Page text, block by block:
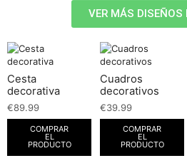
VER MÁS DISEÑOS
Cesta
decorativa
€89.99
COMPRAR
EL
PRODUCTO
Cuadros
decorativos
€39.99
COMPRAR
EL
PRODUCTO